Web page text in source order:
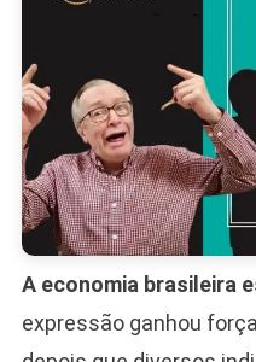
A economia brasileira
expressão ganhou